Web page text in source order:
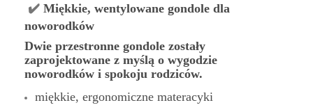
✔️ Miękkie, wentylowane gondole dla
noworodków
Dwie przestronne gondole zostały
zaprojektowane z myślą o wygodzie
noworodków i spokoju rodziców.
miękkie, ergonomiczne materacyki